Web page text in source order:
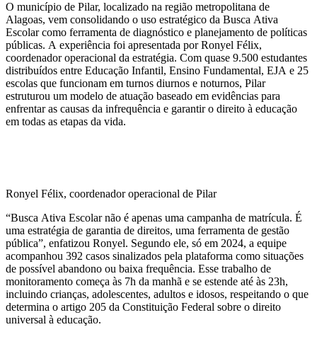
O município de Pilar, localizado na região metropolitana de
Alagoas, vem consolidando o uso estratégico da Busca Ativa
Escolar como ferramenta de diagnóstico e planejamento de políticas
públicas. A experiência foi apresentada por Ronyel Félix,
coordenador operacional da estratégia. Com quase 9.500 estudantes
distribuídos entre Educação Infantil, Ensino Fundamental, EJA e 25
escolas que funcionam em turnos diurnos e noturnos, Pilar
estruturou um modelo de atuação baseado em evidências para
enfrentar as causas da infrequência e garantir o direito à educação
em todas as etapas da vida.
Ronyel Félix, coordenador operacional de Pilar
“Busca Ativa Escolar não é apenas uma campanha de matrícula. É
uma estratégia de garantia de direitos, uma ferramenta de gestão
pública”, enfatizou Ronyel. Segundo ele, só em 2024, a equipe
acompanhou 392 casos sinalizados pela plataforma como situações
de possível abandono ou baixa frequência. Esse trabalho de
monitoramento começa às 7h da manhã e se estende até às 23h,
incluindo crianças, adolescentes, adultos e idosos, respeitando o que
determina o artigo 205 da Constituição Federal sobre o direito
universal à educação.